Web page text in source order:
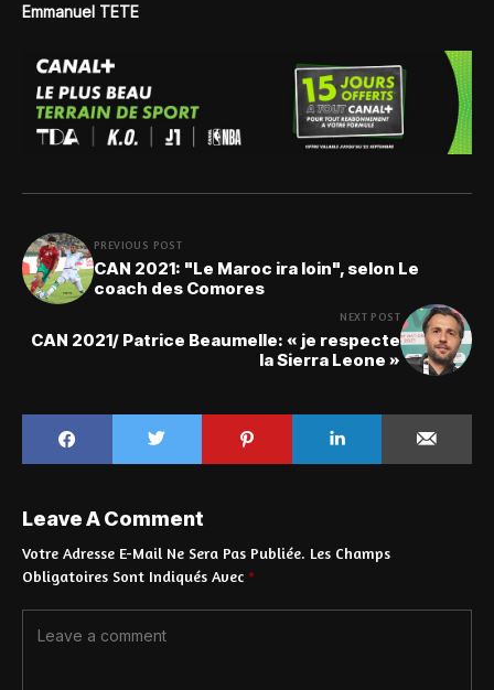
Emmanuel TETE
PREVIOUS POST
CAN 2021: "Le Maroc ira loin", selon Le
coach des Comores
NEXT POST
CAN 2021/ Patrice Beaumelle: « je respecte
la Sierra Leone »
Leave A Comment
Votre Adresse E-Mail Ne Sera Pas Publiée. Les Champs
Obligatoires Sont Indiqués Avec *